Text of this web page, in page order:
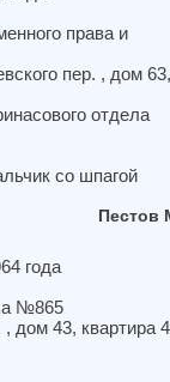
права и
пер. , дом 63,
отдела
со шпагой
Пестов
года
№865
дом 43, квартира